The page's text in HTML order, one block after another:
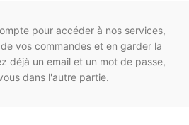
pour accéder à nos services,
vos commandes et en garder la
déjà un email et un mot de passe,
dans l'autre partie.